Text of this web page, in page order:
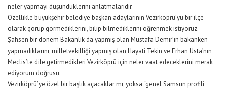
neler yapmayı düşündüklerini anlatmalarıdır.
Özellikle büyükşehir belediye başkan adaylarının Vezirköprü’yü bir ilçe
olarak görüp görmediklerini, bilip bilmediklerini öğrenmek istiyoruz.
Şahsen bir dönem Bakanlık da yapmış olan Mustafa Demir’in bakanken
yapmadıklarını, milletvekilliği yapmış olan Hayati Tekin ve Erhan Usta’nın
Meclis’te dile getirmedikleri Vezirköprü için neler vaat edeceklerini merak
ediyorum doğrusu.
Vezirköprü’ye özel bir başlık açacaklar mı, yoksa “genel Samsun profili